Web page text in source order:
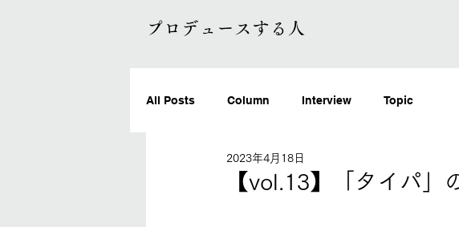
プロデュースする人
All Posts Column Interview Topic
【vol.13】「タイパ
2023年4月18日